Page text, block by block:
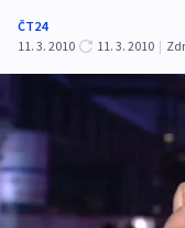
ČT24
11. 3. 2010
11. 3. 2010 |